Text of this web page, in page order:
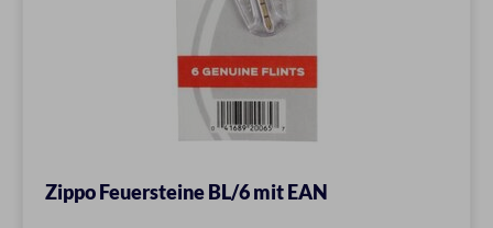
Zippo Feuersteine BL/6 mit EAN